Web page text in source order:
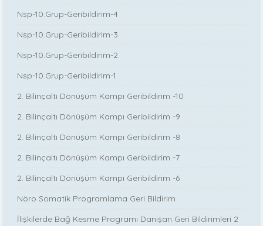
Nsp-10.Grup-Geribildirim-4
Nsp-10.Grup-Geribildirim-3
Nsp-10.Grup-Geribildirim-2
Nsp-10.Grup-Geribildirim-1
2. Bilinçaltı Dönüşüm Kampı Geribildirim -10
2. Bilinçaltı Dönüşüm Kampı Geribildirim -9
2. Bilinçaltı Dönüşüm Kampı Geribildirim -8
2. Bilinçaltı Dönüşüm Kampı Geribildirim -7
2. Bilinçaltı Dönüşüm Kampı Geribildirim -6
Nöro Somatik Programlama Geri Bildirim
İlişkilerde Bağ Kesme Programı Danışan Geri Bildirimleri 2